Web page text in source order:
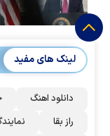
لینک های مفید
دانلود اهنگ
راز بقا